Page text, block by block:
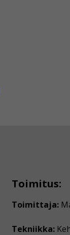
Toimitus:
Toimittaja:
Tekniikka: